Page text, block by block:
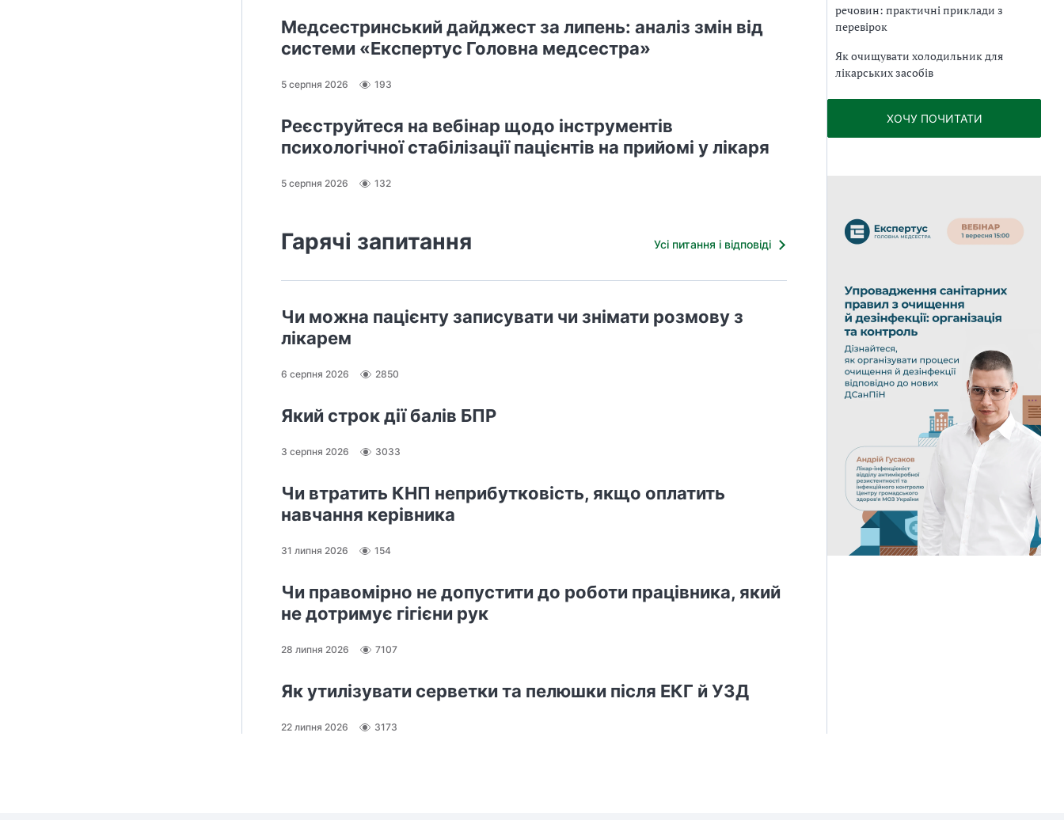
Медсестринський дайджест за липень: аналіз змін від
системи «Експертус Головна медсестра»
5 серпня 2026 193
Реєструйтеся на вебінар щодо інструментів
психологічної стабілізації пацієнтів на прийомі у лікаря
5 серпня 2026 132
Гарячі запитання Усі питання і відповіді
Чи можна пацієнту записувати чи знімати розмову з
лікарем
6 серпня 2026 2850
Який строк дії балів БПР
3 серпня 2026 3033
Чи втратить КНП неприбутковість, якщо оплатить
навчання керівника
31 липня 2026 154
Чи правомірно не допустити до роботи працівника, який
не дотримує гігієни рук
28 липня 2026 7107
Як утилізувати серветки та пелюшки після ЕКГ й УЗД
22 липня 2026 3173
речовин: практичні приклади з
перевірок
Як очищувати холодильник для
лікарських засобів
ХОЧУ ПОЧИТАТИ